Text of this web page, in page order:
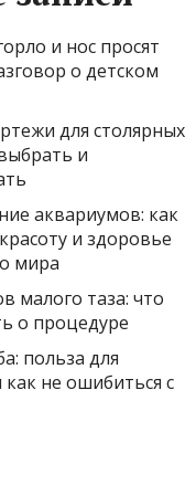
и нос просят
о детском
для столярных
и
аквариумов: как
и здоровье
мира
малого таза: что
о процедуре
польза для
не ошибиться с